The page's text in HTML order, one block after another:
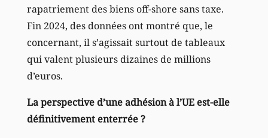
rapatriement des biens off-shore sans taxe.
Fin 2024, des données ont montré que, le
concernant, il s’agissait surtout de tableaux
qui valent plusieurs dizaines de millions
d’euros.
La perspective d’une adhésion à l’UE est-elle
définitivement enterrée ?